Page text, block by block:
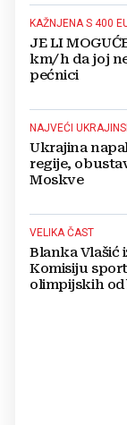
KAŽNJENA S 400
JE LI
km/h da joj
pećnici
NAJVEĆI
Ukrajina
regije,
Moskve
VELIKA ČAST
Blanka Vlašić
Komisiju
olimpijskih